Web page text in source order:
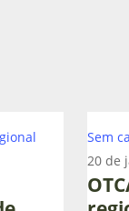
Sem
lança
20 de